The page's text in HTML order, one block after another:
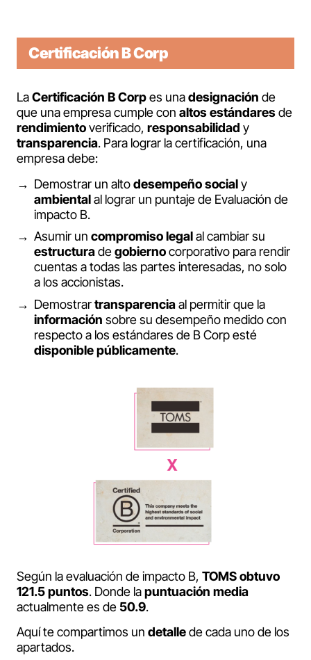
Certificación B Corp
LaCertificación B Corpes unadesignación de
que una empresa cumple con altosestándaresde
rendimientoverificado, responsabilidad y
transparencia. Para lograr la certificación, una
empresa debe:
Demostrar un altodesempeñosocialy
ambientalal lograr un puntaje de Evaluación de
impacto B.
Asumir un compromisolegalal cambiar su
estructuradegobiernocorporativo para rendir
cuentas a todas las partes interesadas, no solo
a los accionistas.
Demostrartransparenciaal permitir que la
información sobre su desempeño medido con
respecto a los estándares de B Corp esté
disponiblepúblicamente.
Según la evaluación de impacto B, TOMS obtuvo
121.5 puntos. Donde lapuntuación media
actualmente es de 50.9.
Aquí te compartimos un detallede cada uno de los
apartados.